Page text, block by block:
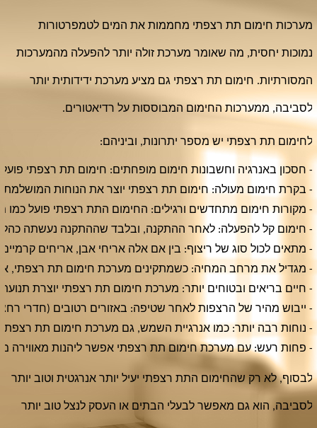
מערכות חימום תת רצפתי מחממות את המים לטמפרטורות
נמוכות יחסית, מה שאומר מערכת זולה יותר להפעלה מהמערכות
המסורתיות. חימום תת רצפתי גם מציע מערכת ידידותית יותר
לסביבה, ממערכות החימום המבוססות על רדיאטורים.
לחימום תת רצפתי יש מספר יתרונות, וביניהם:
- חסכון באנרגיה וחשבונות חימום מופחתים: חימום תת רצפתי
- בקרת חימום מעולה: חימום תת רצפתי יוצר את הנוחות
- מקורות חימום מתחדשים ורגילים: החימום התת רצפתי פועל
- חימום קל להפעלה: לאחר ההתקנה, ובלבד שההתקנה נעשתה
- מתאים לכול סוג של ריצוף: בין אם אלה אריחי אבן, אריחים
- מגדיל את מרחב המחיה: כשמתקינים מערכת חימום תת רצפתי,
- חיים בריאים ובטוחים יותר: מערכת חימום תת רצפתי יוצרת
- ייבוש מהיר של הרצפות לאחר שטיפה: באזורים רטובים (חדרי
- נוחות רבה יותר: כמו אנרגיית השמש, גם מערכת חימום תת
- פחות רעש: עם מערכת חימום תת רצפתי אפשר ליהנות מאווירה
לבסוף, לא רק שהחימום התת רצפתי יעיל יותר אנרגטית וטוב יותר
לסביבה, הוא גם מאפשר לבעלי הבתים או העסק לנצל טוב יותר